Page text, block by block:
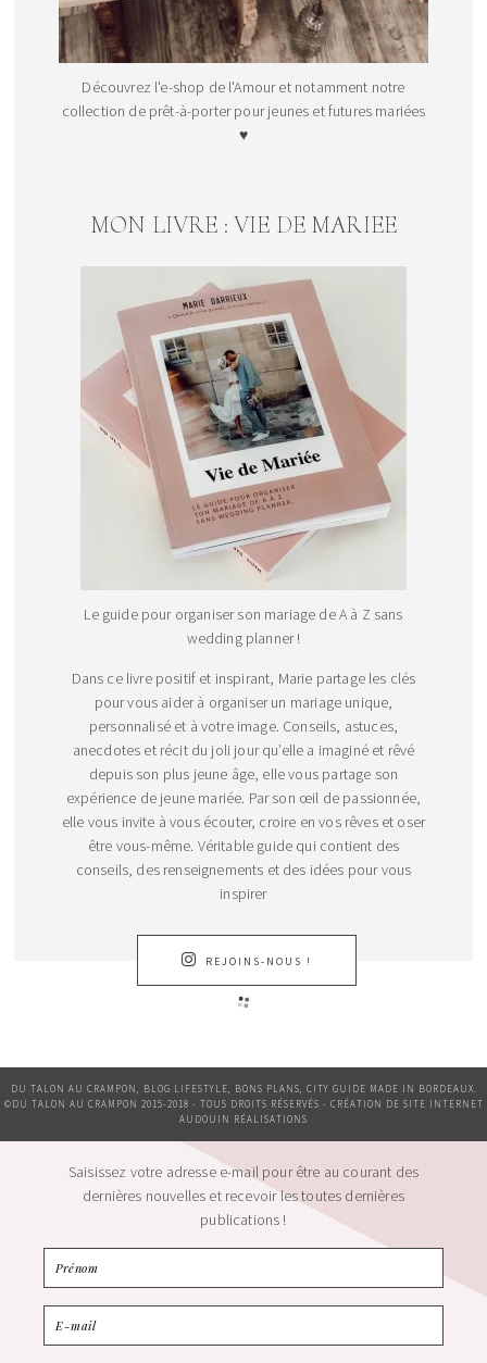
Découvrez l'e-shop de l'Amour et notamment notre
collection de prêt-à-porter pour jeunes et futures mariées
♥
MON LIVRE : VIE DE MARIEE
Le guide pour organiser son mariage de A à Z sans
wedding planner !
Dans ce livre positif et inspirant, Marie partage les clés
pour vous aider à organiser un mariage unique,
personnalisé et à votre image. Conseils, astuces,
anecdotes et récit du joli jour qu’elle a imaginé et rêvé
depuis son plus jeune âge, elle vous partage son
expérience de jeune mariée. Par son œil de passionnée,
elle vous invite à vous écouter, croire en vos rêves et oser
être vous-même. Véritable guide qui contient des
conseils, des renseignements et des idées pour vous
inspirer
REJOINS-NOUS !
DU TALON AU CRAMPON, BLOG LIFESTYLE, BONS PLANS, CITY GUIDE MADE IN BORDEAUX.
©DU TALON AU CRAMPON 2015-2018 - TOUS DROITS RÉSERVÉS - CRÉATION DE SITE INTERNET
AUDOUIN RÉALISATIONS
Saisissez votre adresse e-mail pour être au courant des
dernières nouvelles et recevoir les toutes dernières
publications !